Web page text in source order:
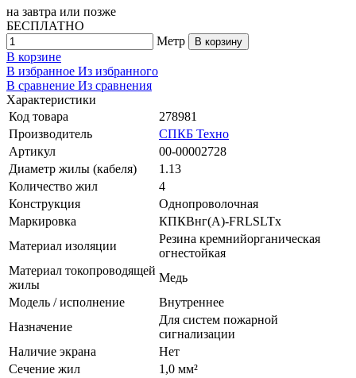
на завтра или позже
БЕСПЛАТНО
Метр
В корзину
В корзине
В избранное Из избранного
В сравнение Из сравнения
Характеристики
Код товара
278981
Производитель
СПКБ Техно
Артикул
00-00002728
Диаметр жилы (кабеля)
1.13
Количество жил
4
Конструкция
Однопроволочная
Маркировка
КПКВнг(A)-FRLSLTx
Материал изоляции
Резина кремнийорганическая
огнестойкая
Материал токопроводящей
жилы
Медь
Модель / исполнение
Внутреннее
Назначение
Для систем пожарной
сигнализации
Наличие экрана
Нет
Сечение жил
1,0 мм²